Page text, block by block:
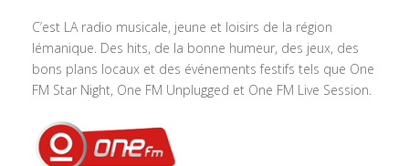
C’est LA radio musicale, jeune et loisirs de la région
lémanique. Des hits, de la bonne humeur, des jeux, des
bons plans locaux et des événements festifs tels que One
FM Star Night, One FM Unplugged et One FM Live Session.